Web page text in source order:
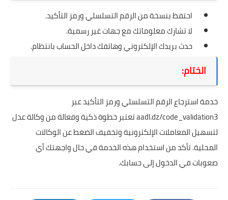
احتفظ بنسخة من الرقم التسلسلي ورمز التأكيد.
لا تشارك معلوماتك مع جهات غير رسمية.
حدث بريدك الإلكتروني وهاتفك داخل الحساب بانتظام.
الختام:
خدمة استرجاع الرقم التسلسلي ورمز التأكيد عبر
aadl.dz/code_validation3تعتبر خطوة ذكية وفعالة من وكالة عدل
لتسهيل المعاملات الإلكترونية وتخفيف الضغط عن الوكالات
المحلية. تأكد من استخدام هذه الخدمة في حال واجهتك أي
صعوبات في الدخول إلى حسابك.